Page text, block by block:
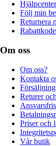
Hjälpcenter
Följ min
Returnera
Om oss
Om oss?
Kontakta
Returer
Priser och
Vår butik